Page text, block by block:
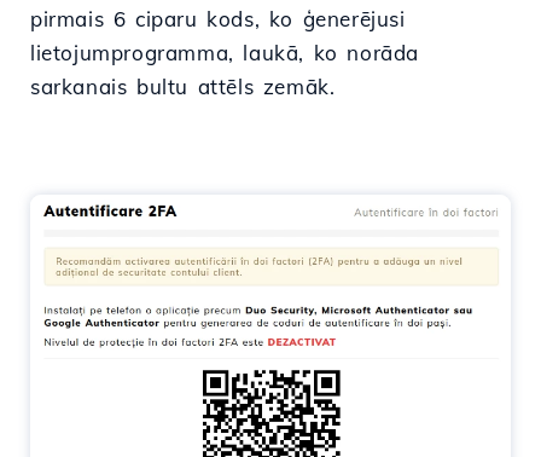
pirmais 6 ciparu kods, ko ģenerējusi
lietojumprogramma, laukā, ko norāda
sarkanais bultu attēls zemāk.